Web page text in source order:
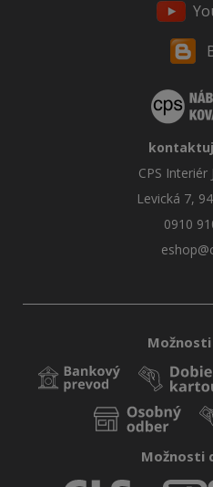
CPS Interiér
Levická 7,
0910
Možnosti